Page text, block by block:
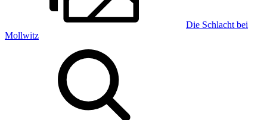
Die Schlacht bei
Mollwitz